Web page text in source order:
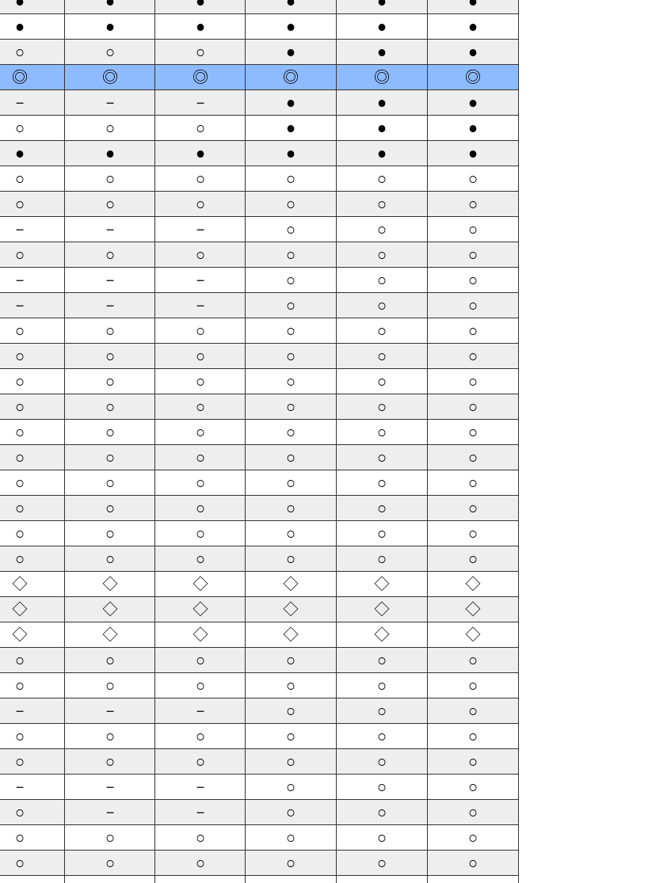
● ● ● ● ● ●
○ ○ ○ ● ● ●
◎ ◎ ◎ ◎ ◎ ◎
－ － － ● ● ●
○ ○ ○ ● ● ●
● ● ● ● ● ●
○ ○ ○ ○ ○ ○
○ ○ ○ ○ ○ ○
－ － － ○ ○ ○
○ ○ ○ ○ ○ ○
－ － － ○ ○ ○
－ － － ○ ○ ○
○ ○ ○ ○ ○ ○
○ ○ ○ ○ ○ ○
○ ○ ○ ○ ○ ○
○ ○ ○ ○ ○ ○
○ ○ ○ ○ ○ ○
○ ○ ○ ○ ○ ○
○ ○ ○ ○ ○ ○
○ ○ ○ ○ ○ ○
○ ○ ○ ○ ○ ○
○ ○ ○ ○ ○ ○
◇ ◇ ◇ ◇ ◇ ◇
◇ ◇ ◇ ◇ ◇ ◇
◇ ◇ ◇ ◇ ◇ ◇
○ ○ ○ ○ ○ ○
○ ○ ○ ○ ○ ○
－ － － ○ ○ ○
○ ○ ○ ○ ○ ○
○ ○ ○ ○ ○ ○
－ － － ○ ○ ○
○ － － ○ ○ ○
○ ○ ○ ○ ○ ○
○ ○ ○ ○ ○ ○